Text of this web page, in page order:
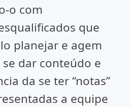
o com
que
planejar e agem
dar conteúdo e
da se ter “notas”
a equipe